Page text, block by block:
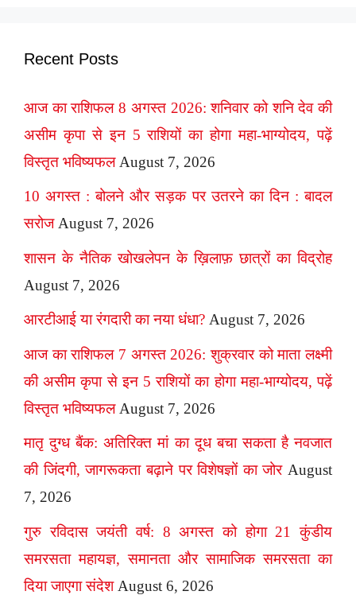
Recent Posts
आज का राशिफल 8 अगस्त 2026: शनिवार को शनि देव की
असीम कृपा से इन 5 राशियों का होगा महा-भाग्योदय, पढ़ें
विस्तृत भविष्यफल August 7, 2026
10 अगस्त : बोलने और सड़क पर उतरने का दिन : बादल
सरोज August 7, 2026
शासन के नैतिक खोखलेपन के ख़िलाफ़ छात्रों का विद्रोह
August 7, 2026
आरटीआई या रंगदारी का नया धंधा? August 7, 2026
आज का राशिफल 7 अगस्त 2026: शुक्रवार को माता लक्ष्मी
की असीम कृपा से इन 5 राशियों का होगा महा-भाग्योदय, पढ़ें
विस्तृत भविष्यफल August 7, 2026
मातृ दुग्ध बैंक: अतिरिक्त मां का दूध बचा सकता है नवजात
की जिंदगी, जागरूकता बढ़ाने पर विशेषज्ञों का जोर August
7, 2026
गुरु रविदास जयंती वर्ष: 8 अगस्त को होगा 21 कुंडीय
समरसता महायज्ञ, समानता और सामाजिक समरसता का
दिया जाएगा संदेश August 6, 2026